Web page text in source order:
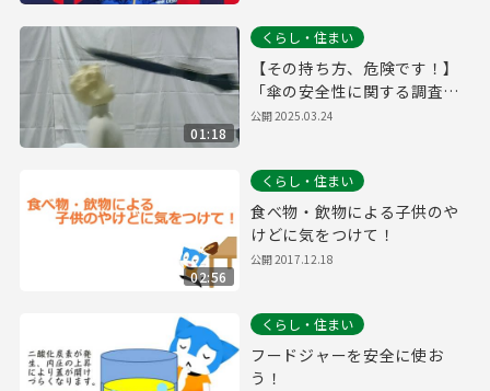
01:18
くらし・住まい
【その持ち方、危険です！】
「傘の安全性に関する調査」
を実施しました
公開2025.03.24
02:56
くらし・住まい
食べ物・飲物による子供のや
けどに気をつけて！
公開2017.12.18
くらし・住まい
フードジャーを安全に使お
う！